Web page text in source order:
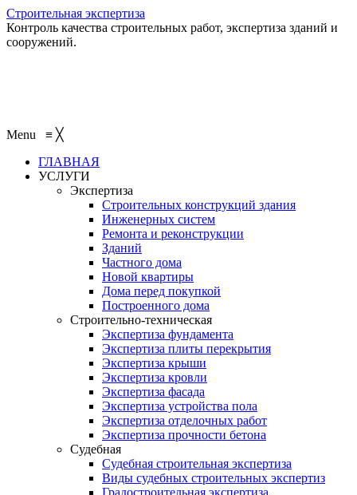
Строительная экспертиза
Контроль качества строительных работ, экспертиза зданий и
сооружений.
Menu ≡ ╳
ГЛАВНАЯ
УСЛУГИ
Экспертиза
Строительных конструкций здания
Инженерных систем
Ремонта и реконструкции
Зданий
Частного дома
Новой квартиры
Дома перед покупкой
Построенного дома
Строительно-техническая
Экспертиза фундамента
Экспертиза плиты перекрытия
Экспертиза крыши
Экспертиза кровли
Экспертиза фасада
Экспертиза устройства пола
Экспертиза отделочных работ
Экспертиза прочности бетона
Судебная
Судебная строительная экспертиза
Виды судебных строительных экспертиз
Градостроительная экспертиза